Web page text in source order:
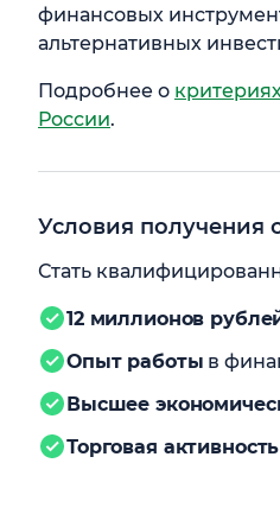
финансовых
альтернативных
Подробнее о
России.
Условия получения
Стать
12 миллионов
Опыт работы в
Высшее
Торговая активность